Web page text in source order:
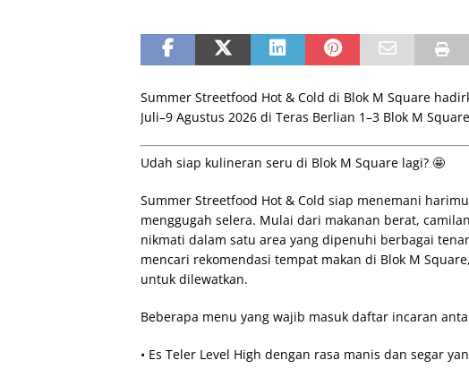
Summer Streetfood Hot & Cold di Blok M Square
Juli–9 Agustus 2026 di Teras Berlian 1–3 Blok M
Udah siap kulineran seru di Blok M Square lagi? 🤩
Summer Streetfood Hot & Cold siap menemani
menggugah selera. Mulai dari makanan berat,
nikmati dalam satu area yang dipenuhi berbagai
mencari rekomendasi tempat makan di Blok M
untuk dilewatkan.
Beberapa menu yang wajib masuk daftar incaran
• Es Teler Level High dengan rasa manis dan segar